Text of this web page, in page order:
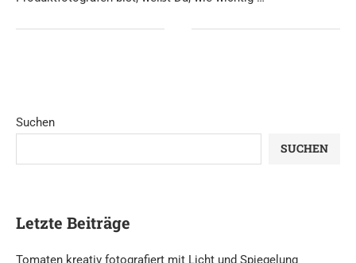
Suchen
SUCHEN
Letzte Beiträge
Tomaten kreativ fotografiert mit Licht und Spiegelung